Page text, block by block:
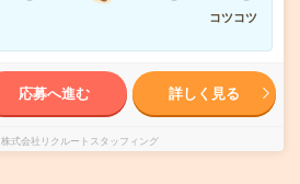
コツコツ
応募へ進む 詳しく見る
株式会社リクルートスタッフィング